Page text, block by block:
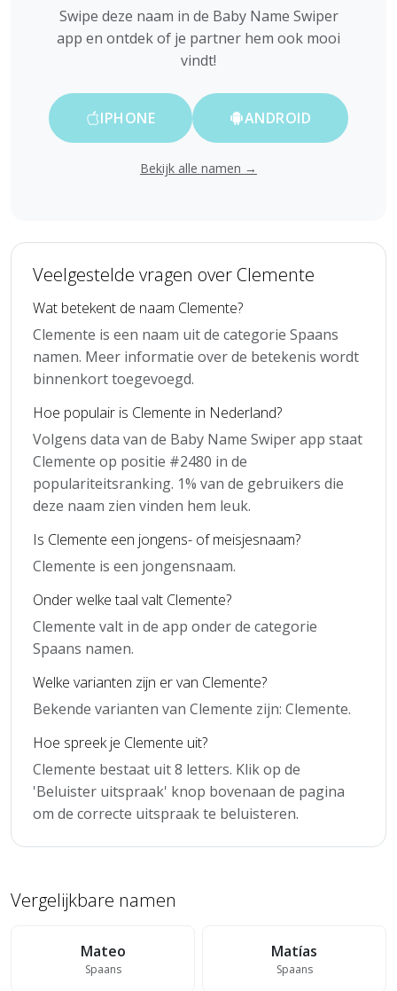
Swipe deze naam in de Baby Name Swiper
app en ontdek of je partner hem ook mooi
vindt!
IPHONE ANDROID
Bekijk alle namen →
Veelgestelde vragen over Clemente
Wat betekent de naam Clemente?
Clemente is een naam uit de categorie Spaans
namen. Meer informatie over de betekenis wordt
binnenkort toegevoegd.
Hoe populair is Clemente in Nederland?
Volgens data van de Baby Name Swiper app staat
Clemente op positie #2480 in de
populariteitsranking. 1% van de gebruikers die
deze naam zien vinden hem leuk.
Is Clemente een jongens- of meisjesnaam?
Clemente is een jongensnaam.
Onder welke taal valt Clemente?
Clemente valt in de app onder de categorie
Spaans namen.
Welke varianten zijn er van Clemente?
Bekende varianten van Clemente zijn: Clemente.
Hoe spreek je Clemente uit?
Clemente bestaat uit 8 letters. Klik op de
'Beluister uitspraak' knop bovenaan de pagina
om de correcte uitspraak te beluisteren.
Vergelijkbare namen
Mateo
Spaans
Matías
Spaans